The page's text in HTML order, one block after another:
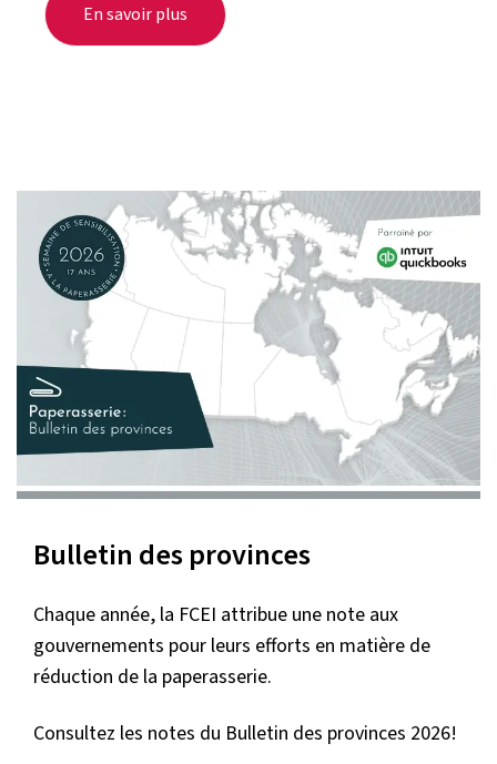
En savoir plus
Bulletin des provinces
Chaque année, la FCEI attribue une note aux
gouvernements pour leurs efforts en matière de
réduction de la paperasserie.
Consultez les notes du Bulletin des provinces 2026!